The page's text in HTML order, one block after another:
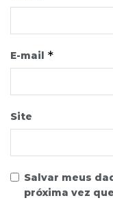
E-mail *
Site
Salvar meus
próxima vez